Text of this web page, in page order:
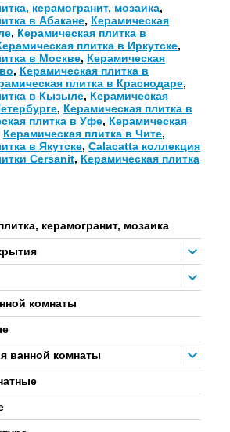
керамогранит, мозаика
комнаты
ванной комнаты
керамогранит, мозаика,
в Абакане, Керамическая
, Керамическая плитка в
плитка в Иркутске,
в Москве, Керамическая
, Керамическая плитка в
плитка в Краснодаре,
в Кызыле, Керамическая
, Керамическая плитка в
плитка в Уфе, Керамическая
Керамическая плитка в Чите,
в Якутске, Calacatta коллекция
Сersanit, Керамическая плитка